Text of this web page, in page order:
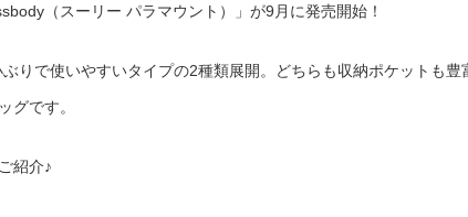
（スーリー パラマウント）」が9月に発売開始！
りで使いやすいタイプの2種類展開。どちらも収納ポケットも豊
グです。
紹介♪